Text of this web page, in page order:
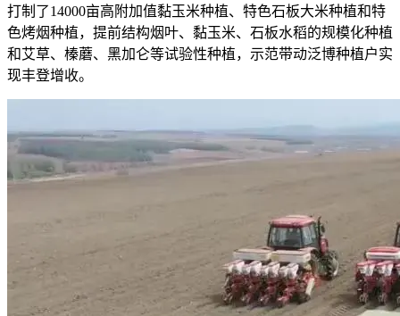
打制了14000亩高附加值黏玉米种植、特色石板大米种植和特
色烤烟种植，提前结构烟叶、黏玉米、石板水稻的规模化种植
和艾草、榛蘑、黑加仑等试验性种植，示范带动泛博种植户实
现丰登增收。